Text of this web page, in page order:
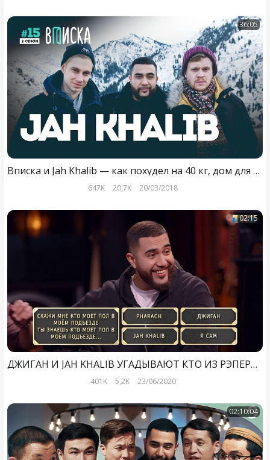
36:05
Вписка и Jah Khalib — как похудел на 40 кг, дом для мамы, Оксимирон и Элджей
647K 20,7K 20/03/2018
02:15
ДЖИГАН И JAH KHALIB УГАДЫВАЮТ КТО ИЗ РЭПЕРОВ МОЕТ ПОЛ В ПОДЪЕЗДЕ
401K 5,2K 23/06/2020
02:10:04